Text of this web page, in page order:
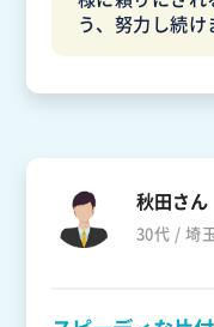
う、努力し続け
秋田さん
30代 / 埼